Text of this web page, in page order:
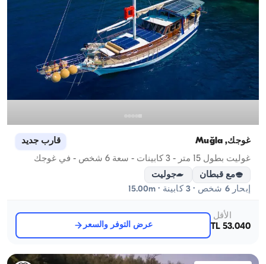
غوجك, Muğla قارب جديد
غوليت بطول 15 متر - 3 كابينات - سعة 6 شخص - في غوجك
مع قبطان
جوليت
إبحار 6 شخص · 3 كابينة · 15.00m
الأقل
53.040 TL
عرض التوفر والسعر